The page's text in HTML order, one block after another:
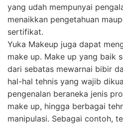
yang udah mempunyai
menaikkan pengetahuan
sertifikat.
Yuka Makeup juga dapat
make up. Make up yang baik
dari sebatas mewarnai bibir
hal-hal tehnis yang wajib
pengenalan beraneka jenis
make up, hingga berbagai
manipulasi. Sebagai contoh,